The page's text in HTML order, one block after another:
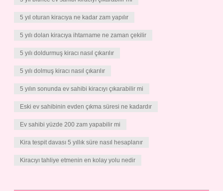
5 yıl oturan kiracıya ne kadar zam yapılır
5 yılı dolan kiracıya ihtarname ne zaman çekilir
5 yılı doldurmuş kiracı nasıl çıkarılır
5 yılı dolmuş kiracı nasıl çıkarılır
5 yılın sonunda ev sahibi kiracıyı çıkarabilir mi
Eski ev sahibinin evden çıkma süresi ne kadardır
Ev sahibi yüzde 200 zam yapabilir mi
Kira tespit davası 5 yıllık süre nasıl hesaplanır
Kiracıyı tahliye etmenin en kolay yolu nedir